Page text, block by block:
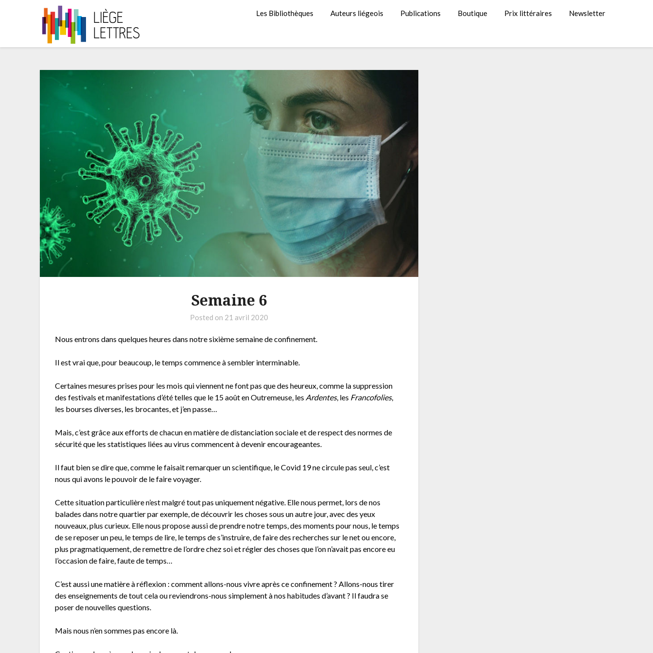
Les Bibliothèques Auteurs liégeois Publications Boutique Prix littéraires Newsletter
Semaine 6
Posted on 21 avril 2020
Nous entrons dans quelques heures dans notre sixième semaine de confinement.
Il est vrai que, pour beaucoup, le temps commence à sembler interminable.
Certaines mesures prises pour les mois qui viennent ne font pas que des heureux, comme la suppression
des festivals et manifestations d’été telles que le 15 août en Outremeuse, les Ardentes, les Francofolies,
les bourses diverses, les brocantes, et j’en passe…
Mais, c’est grâce aux efforts de chacun en matière de distanciation sociale et de respect des normes de
sécurité que les statistiques liées au virus commencent à devenir encourageantes.
Il faut bien se dire que, comme le faisait remarquer un scientifique, le Covid 19 ne circule pas seul, c’est
nous qui avons le pouvoir de le faire voyager.
Cette situation particulière n’est malgré tout pas uniquement négative. Elle nous permet, lors de nos
balades dans notre quartier par exemple, de découvrir les choses sous un autre jour, avec des yeux
nouveaux, plus curieux. Elle nous propose aussi de prendre notre temps, des moments pour nous, le temps
de se reposer un peu, le temps de lire, le temps de s’instruire, de faire des recherches sur le net ou encore,
plus pragmatiquement, de remettre de l’ordre chez soi et régler des choses que l’on n’avait pas encore eu
l’occasion de faire, faute de temps…
C’est aussi une matière à réflexion : comment allons-nous vivre après ce confinement ? Allons-nous tirer
des enseignements de tout cela ou reviendrons-nous simplement à nos habitudes d’avant ? Il faudra se
poser de nouvelles questions.
Mais nous n’en sommes pas encore là.